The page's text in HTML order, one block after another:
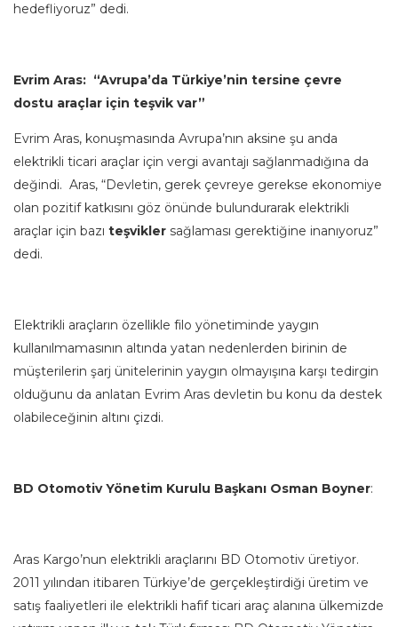
hedefliyoruz” dedi.
Evrim Aras: “Avrupa’da Türkiye’nin tersine çevre
dostu araçlar için teşvik var”
Evrim Aras, konuşmasında Avrupa’nın aksine şu anda
elektrikli ticari araçlar için vergi avantajı sağlanmadığına da
değindi. Aras, “Devletin, gerek çevreye gerekse ekonomiye
olan pozitif katkısını göz önünde bulundurarak elektrikli
araçlar için bazı teşvikler sağlaması gerektiğine inanıyoruz”
dedi.
Elektrikli araçların özellikle filo yönetiminde yaygın
kullanılmamasının altında yatan nedenlerden birinin de
müşterilerin şarj ünitelerinin yaygın olmayışına karşı tedirgin
olduğunu da anlatan Evrim Aras devletin bu konu da destek
olabileceğinin altını çizdi.
BD Otomotiv Yönetim Kurulu Başkanı Osman Boyner:
Aras Kargo’nun elektrikli araçlarını BD Otomotiv üretiyor.
2011 yılından itibaren Türkiye’de gerçekleştirdiği üretim ve
satış faaliyetleri ile elektrikli hafif ticari araç alanına ülkemizde